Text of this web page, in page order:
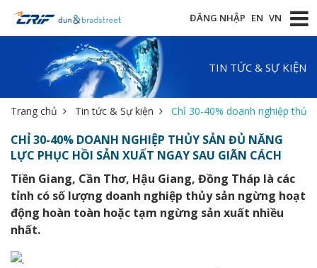
ĐĂNG NHẬP EN VN
TIN TỨC & SỰ KIỆN
Trang chủ Tin tức & Sự kiện Chỉ 30-40% doanh nghiệp
CHỈ 30-40% DOANH NGHIỆP THỦY SẢN ĐỦ NĂNG
LỰC PHỤC HỒI SẢN XUẤT NGAY SAU GIÃN CÁCH
Tiền Giang, Cần Thơ, Hậu Giang, Đồng Tháp là các
tỉnh có số lượng doanh nghiệp thủy sản ngừng hoạt
động hoàn toàn hoặc tạm ngừng sản xuất nhiều
nhất.